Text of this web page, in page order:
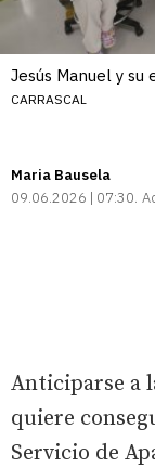
Jesús Manuel y su
CARRASCAL
Maria Bausela
09.06.2026 | 07:30
Anticiparse a
quiere
Servicio de